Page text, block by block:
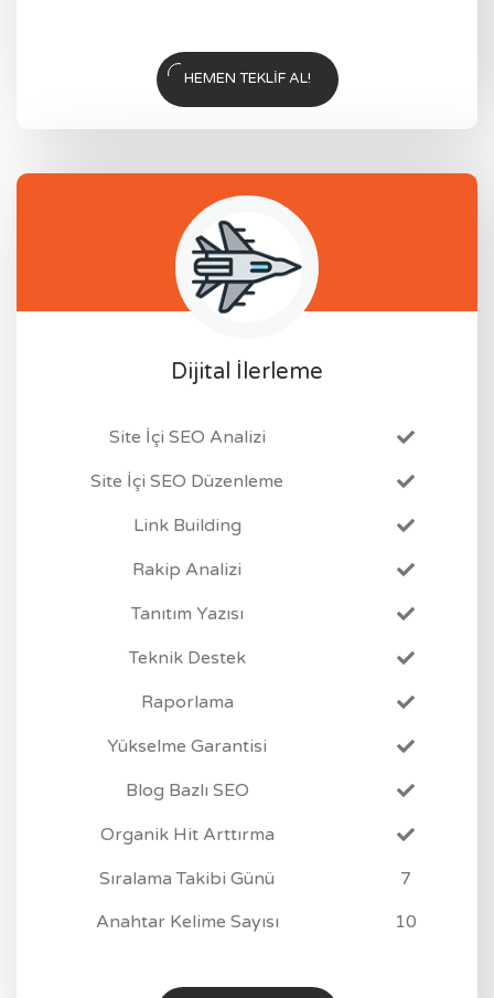
HEMEN TEKLIF AL!
Dijital İlerleme
Site İçi SEO Analizi
Site İçi SEO Düzenleme
Link Building
Rakip Analizi
Tanıtım Yazısı
Teknik Destek
Raporlama
Yükselme Garantisi
Blog Bazlı SEO
Organik Hit Arttırma
Sıralama Takibi Günü
7
Anahtar Kelime Sayısı
10